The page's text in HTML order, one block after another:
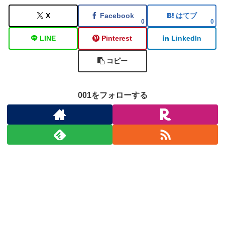
X Facebook
0
はてブ
0
LINE Pinterest LinkedIn
コピー
001をフォローする